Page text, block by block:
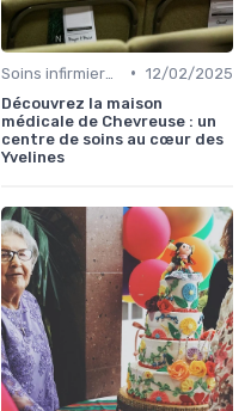
• 12/02/2025
Découvrez la maison
médicale de Chevreuse : un
centre de soins au cœur des
Yvelines